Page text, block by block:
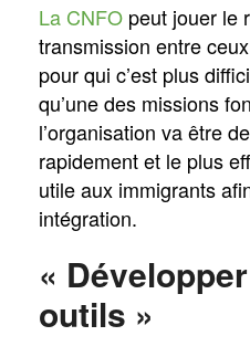
La CNFO peut jouer le
transmission entre
pour qui c’est plus
qu’une des missions
l’organisation va être
rapidement et le plus
utile aux immigrants
intégration.
«
outils »